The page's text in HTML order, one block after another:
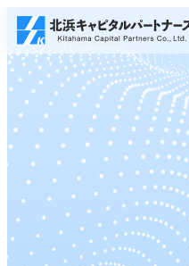
メ
イ
ン
コ
ン
テ
ン
へ
移